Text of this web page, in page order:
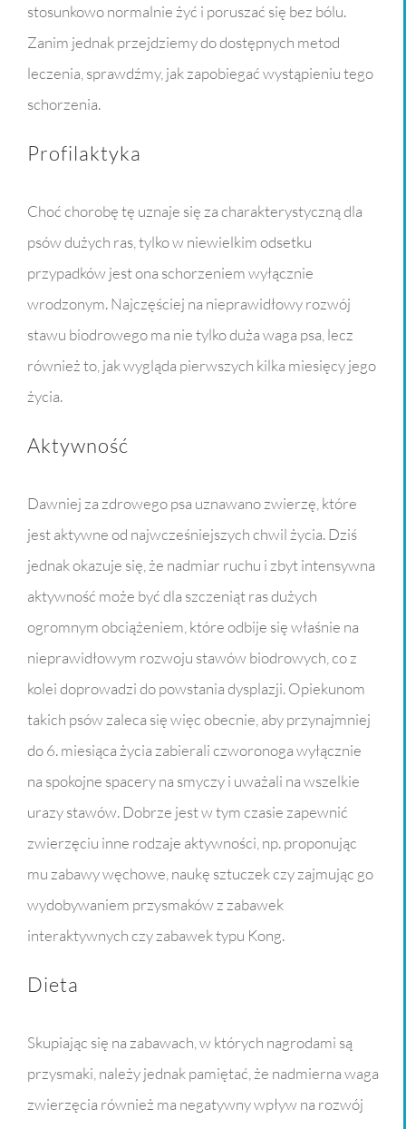
stosunkowo normalnie żyć i poruszać się bez bólu.
Zanim jednak przejdziemy do dostępnych metod
leczenia, sprawdźmy, jak zapobiegać wystąpieniu tego
schorzenia.
Profilaktyka
Choć chorobę tę uznaje się za charakterystyczną dla
psów dużych ras, tylko w niewielkim odsetku
przypadków jest ona schorzeniem wyłącznie
wrodzonym. Najczęściej na nieprawidłowy rozwój
stawu biodrowego ma nie tylko duża waga psa, lecz
również to, jak wygląda pierwszych kilka miesięcy jego
życia.
Aktywność
Dawniej za zdrowego psa uznawano zwierzę, które
jest aktywne od najwcześniejszych chwil życia. Dziś
jednak okazuje się, że nadmiar ruchu i zbyt intensywna
aktywność może być dla szczeniąt ras dużych
ogromnym obciążeniem, które odbije się właśnie na
nieprawidłowym rozwoju stawów biodrowych, co z
kolei doprowadzi do powstania dysplazji. Opiekunom
takich psów zaleca się więc obecnie, aby przynajmniej
do 6. miesiąca życia zabierali czworonoga wyłącznie
na spokojne spacery na smyczy i uważali na wszelkie
urazy stawów. Dobrze jest w tym czasie zapewnić
zwierzęciu inne rodzaje aktywności, np. proponując
mu zabawy węchowe, naukę sztuczek czy zajmując go
wydobywaniem przysmaków z zabawek
interaktywnych czy zabawek typu Kong.
Dieta
Skupiając się na zabawach, w których nagrodami są
przysmaki, należy jednak pamiętać, że nadmierna waga
zwierzęcia również ma negatywny wpływ na rozwój